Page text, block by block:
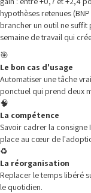
hypothèses retenues
brancher un outil ne
semaine de travail qui
🎯
Le bon cas d'usage
Automatiser une tâche
ponctuel qui prend deux
🧠
La compétence
Savoir cadrer la consigne
place au cœur de
♻️
La réorganisation
Replacer le temps libéré
le quotidien.